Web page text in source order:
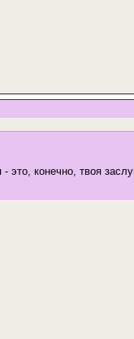
конечно, твоя